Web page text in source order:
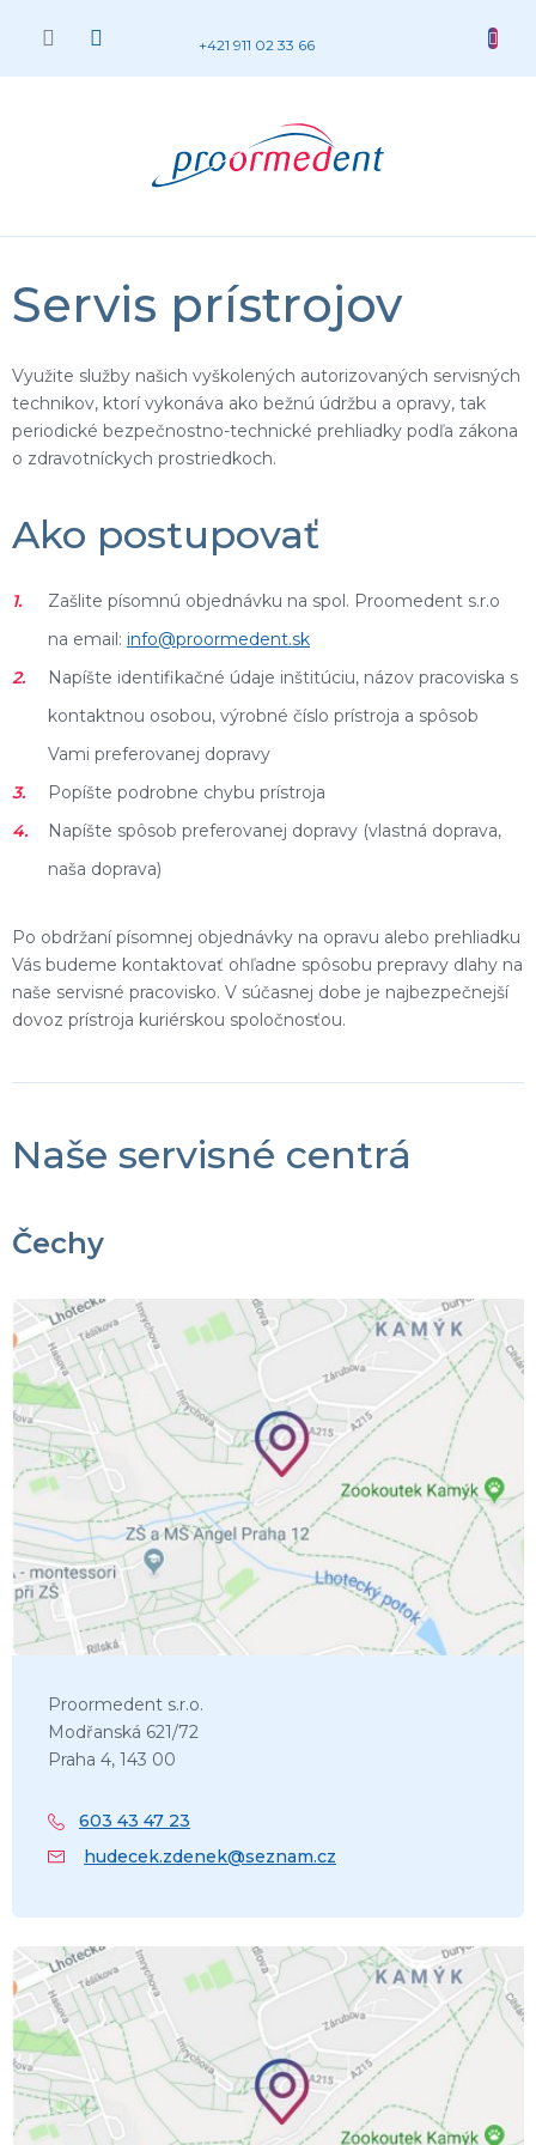
+421 911 02 33 66
Servis prístrojov
Využite služby našich vyškolených autorizovaných servisných
technikov, ktorí vykonáva ako bežnú údržbu a opravy, tak
periodické bezpečnostno-technické prehliadky podľa zákona
o zdravotníckych prostriedkoch.
Ako postupovať
Zašlite písomnú objednávku na spol. Proomedent s.r.o
na email: info@proormedent.sk
Napíšte identifikačné údaje inštitúciu, názov pracoviska s
kontaktnou osobou, výrobné číslo prístroja a spôsob
Vami preferovanej dopravy
Popíšte podrobne chybu prístroja
Napíšte spôsob preferovanej dopravy (vlastná doprava,
naša doprava)
Po obdržaní písomnej objednávky na opravu alebo prehliadku
Vás budeme kontaktovať ohľadne spôsobu prepravy dlahy na
naše servisné pracovisko. V súčasnej dobe je najbezpečnejší
dovoz prístroja kuriérskou spoločnosťou.
Naše servisné centrá
Čechy
Proormedent s.r.o.
Modřanská 621/72
Praha 4, 143 00
603 43 47 23
hudecek.zdenek@seznam.cz